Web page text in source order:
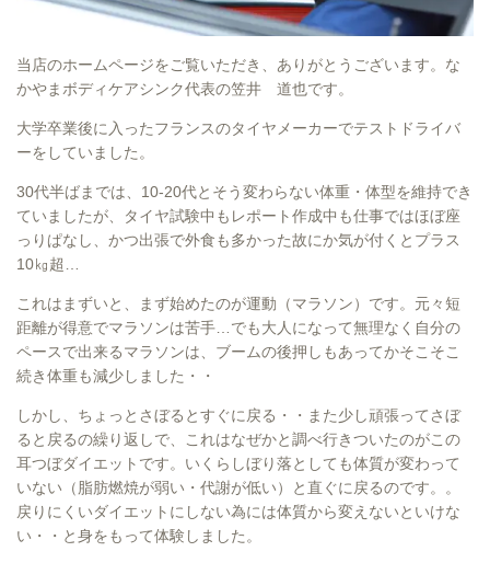
当店のホームページをご覧いただき、ありがとうございます。な
かやまボディケアシンク代表の笠井 道也です。
大学卒業後に入ったフランスのタイヤメーカーでテストドライバ
ーをしていました。
30代半ばまでは、10-20代とそう変わらない体重・体型を維持でき
ていましたが、タイヤ試験中もレポート作成中も仕事ではほぼ座
っりぱなし、かつ出張で外食も多かった故にか気が付くとプラス
10㎏超…
これはまずいと、まず始めたのが運動（マラソン）です。元々短
距離が得意でマラソンは苦手…でも大人になって無理なく自分の
ペースで出来るマラソンは、ブームの後押しもあってかそこそこ
続き体重も減少しました・・
しかし、ちょっとさぼるとすぐに戻る・・また少し頑張ってさぼ
ると戻るの繰り返しで、これはなぜかと調べ行きついたのがこの
耳つぼダイエットです。いくらしぼり落としても体質が変わって
いない（脂肪燃焼が弱い・代謝が低い）と直ぐに戻るのです。。
戻りにくいダイエットにしない為には体質から変えないといけな
い・・と身をもって体験しました。